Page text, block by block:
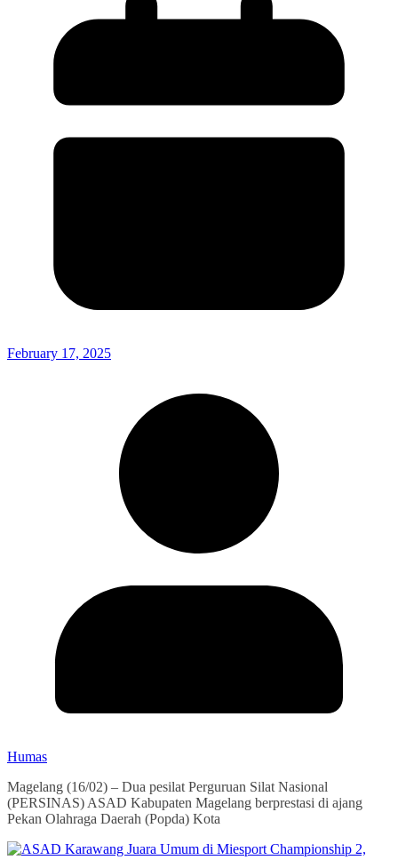
February 17, 2025
Humas
Magelang (16/02) – Dua pesilat Perguruan Silat Nasional
(PERSINAS) ASAD Kabupaten Magelang berprestasi di ajang
Pekan Olahraga Daerah (Popda) Kota